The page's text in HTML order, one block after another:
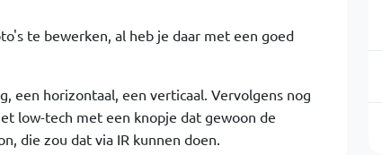
te bewerken, al heb je daar met een goed
een horizontaal, een verticaal. Vervolgens nog
low-tech met een knopje dat gewoon de
die zou dat via IR kunnen doen.